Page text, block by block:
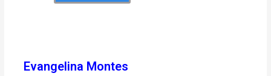
Evangelina Montes